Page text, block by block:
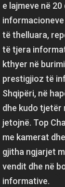
e lajmeve në
të thelluara,
të tjera
kthyer në
prestigjioz të
Shqipëri, në
dhe kudo tjetër
jetojnë. Top
me kamerat
gjitha ngjarjet
vendit dhe në
informative.